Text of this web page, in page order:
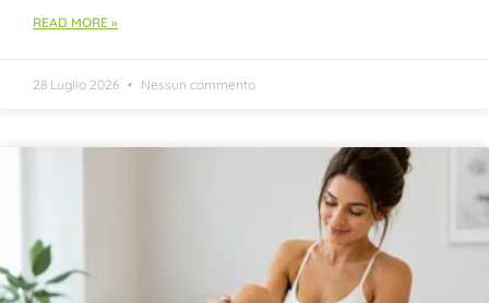
READ MORE »
28 Luglio 2026 Nessun commento